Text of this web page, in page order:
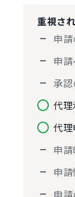
重視さ
申
申
承
代
代
申
申
申